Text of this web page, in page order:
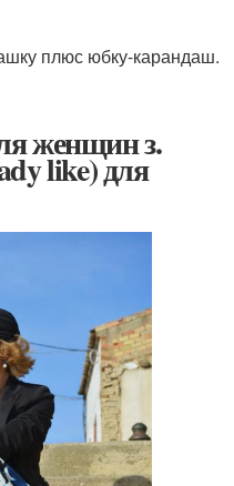
плюс юбку-карандаш.
женщин з.
like) для